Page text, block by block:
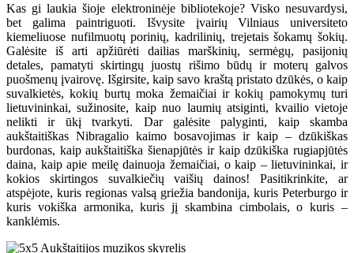
Kas gi laukia šioje elektroninėje bibliotekoje? Visko nesuvardysi,
bet galima paintriguoti. Išvysite įvairių Vilniaus universiteto
kiemeliuose nufilmuotų porinių, kadrilinių, trejetais šokamų šokių.
Galėsite iš arti apžiūrėti dailias marškinių, sermėgų, pasijonių
detales, pamatyti skirtingų juostų rišimo būdų ir moterų galvos
puošmenų įvairovę. Išgirsite, kaip savo kraštą pristato dzūkės, o kaip
suvalkietės, kokių burtų moka žemaičiai ir kokių pamokymų turi
lietuvininkai, sužinosite, kaip nuo laumių atsiginti, kvailio vietoje
nelikti ir ūkį tvarkyti. Dar galėsite palyginti, kaip skamba
aukštaitiškas Nibragalio kaimo bosavojimas ir kaip – dzūkiškas
burdonas, kaip aukštaitiška šienapjūtės ir kaip dzūkiška rugiapjūtės
daina, kaip apie meilę dainuoja žemaičiai, o kaip – lietuvininkai, ir
kokios skirtingos suvalkiečių vaišių dainos! Pasitikrinkite, ar
atspėjote, kuris regionas valsą griežia bandonija, kuris Peterburgo ir
kuris vokiška armonika, kuris jį skambina cimbolais, o kuris –
kanklėmis.